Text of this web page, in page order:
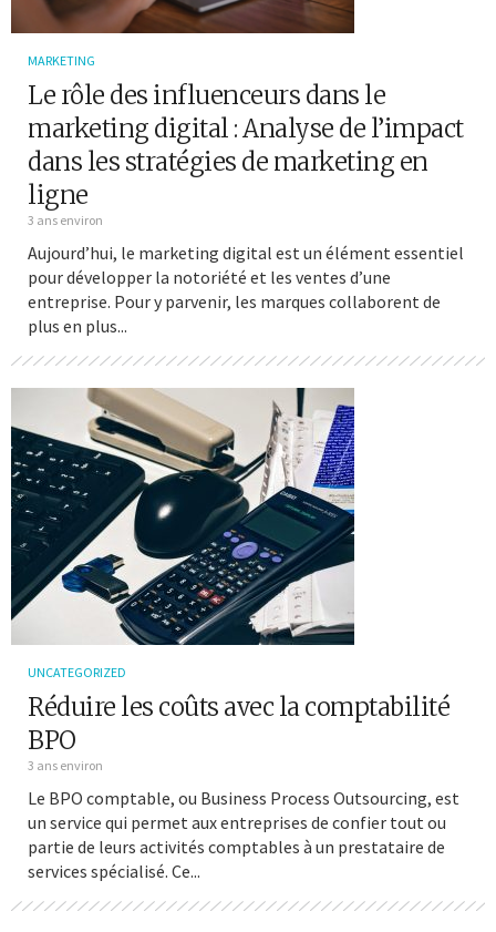
MARKETING
Le rôle des influenceurs dans le
marketing digital : Analyse de l’impact
dans les stratégies de marketing en
ligne
3 ans environ
Aujourd’hui, le marketing digital est un élément essentiel
pour développer la notoriété et les ventes d’une
entreprise. Pour y parvenir, les marques collaborent de
plus en plus...
UNCATEGORIZED
Réduire les coûts avec la comptabilité
BPO
3 ans environ
Le BPO comptable, ou Business Process Outsourcing, est
un service qui permet aux entreprises de confier tout ou
partie de leurs activités comptables à un prestataire de
services spécialisé. Ce...